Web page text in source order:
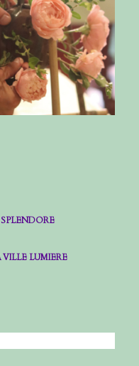
SPLENDORE
LUMIERE